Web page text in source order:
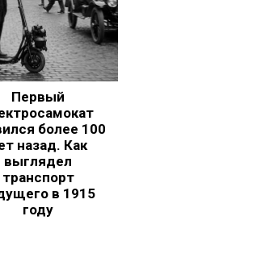
Первый
более 100
назад. Как
выглядел
транспорт
в 1915
году